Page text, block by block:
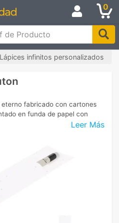
0
Producto
Lápices infinitos personalizados
Leer Más
fabricado con cartones
en funda de papel con